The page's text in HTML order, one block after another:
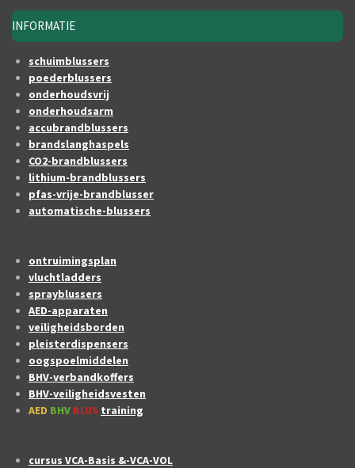
INFORMATIE
schuimblussers
poederblussers
onderhoudsvrij
onderhoudsarm
accubrandblussers
brandslanghaspels
CO2-brandblussers
lithium-brandblussers
pfas-vrije-brandblusser
automatische-blussers
ontruimingsplan
vluchtladders
sprayblussers
AED-apparaten
veiligheidsborden
pleisterdispensers
oogspoelmiddelen
BHV-verbandkoffers
BHV-veiligheidsvesten
AED BHV BLUS training
cursus VCA-Basis &-VCA-VOL